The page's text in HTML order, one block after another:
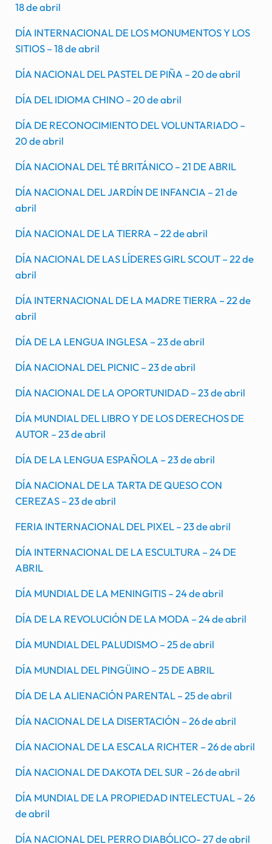
18 de abril
DÍA INTERNACIONAL DE LOS MONUMENTOS Y LOS
SITIOS – 18 de abril
DÍA NACIONAL DEL PASTEL DE PIÑA – 20 de abril
DÍA DEL IDIOMA CHINO – 20 de abril
DÍA DE RECONOCIMIENTO DEL VOLUNTARIADO –
20 de abril
DÍA NACIONAL DEL TÉ BRITÁNICO – 21 DE ABRIL
DÍA NACIONAL DEL JARDÍN DE INFANCIA – 21 de
abril
DÍA NACIONAL DE LA TIERRA – 22 de abril
DÍA NACIONAL DE LAS LÍDERES GIRL SCOUT – 22 de
abril
DÍA INTERNACIONAL DE LA MADRE TIERRA – 22 de
abril
DÍA DE LA LENGUA INGLESA – 23 de abril
DÍA NACIONAL DEL PICNIC – 23 de abril
DÍA NACIONAL DE LA OPORTUNIDAD – 23 de abril
DÍA MUNDIAL DEL LIBRO Y DE LOS DERECHOS DE
AUTOR – 23 de abril
DÍA DE LA LENGUA ESPAÑOLA – 23 de abril
DÍA NACIONAL DE LA TARTA DE QUESO CON
CEREZAS – 23 de abril
FERIA INTERNACIONAL DEL PIXEL – 23 de abril
DÍA INTERNACIONAL DE LA ESCULTURA – 24 DE
ABRIL
DÍA MUNDIAL DE LA MENINGITIS – 24 de abril
DÍA DE LA REVOLUCIÓN DE LA MODA – 24 de abril
DÍA MUNDIAL DEL PALUDISMO – 25 de abril
DÍA MUNDIAL DEL PINGÜINO – 25 DE ABRIL
DÍA DE LA ALIENACIÓN PARENTAL – 25 de abril
DÍA NACIONAL DE LA DISERTACIÓN – 26 de abril
DÍA NACIONAL DE LA ESCALA RICHTER – 26 de abril
DÍA NACIONAL DE DAKOTA DEL SUR – 26 de abril
DÍA MUNDIAL DE LA PROPIEDAD INTELECTUAL – 26
de abril
DÍA NACIONAL DEL PERRO DIABÓLICO- 27 de abril